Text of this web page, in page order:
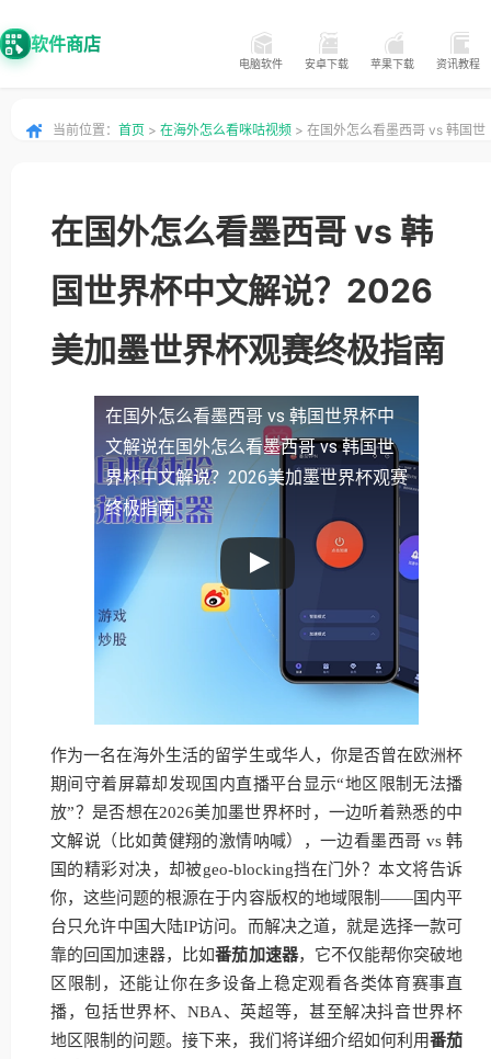
软件商店
电脑软件 安卓下载 苹果下载 资讯教程
当前位置： 首页 > 在海外怎么看咪咕视频 > 在国外怎么看墨西哥 vs 韩国世
在国外怎么看墨西哥 vs 韩
国世界杯中文解说？2026
美加墨世界杯观赛终极指南
在国外怎么看墨西哥 vs 韩国世界杯中
文解说在国外怎么看墨西哥 vs 韩国世
界杯中文解说？2026美加墨世界杯观赛
终极指南
作为一名在海外生活的留学生或华人，你是否曾在欧洲杯
期间守着屏幕却发现国内直播平台显示“地区限制无法播
放”？是否想在2026美加墨世界杯时，一边听着熟悉的中
文解说（比如黄健翔的激情呐喊），一边看墨西哥 vs 韩
国的精彩对决，却被geo-blocking挡在门外？本文将告诉
你，这些问题的根源在于内容版权的地域限制——国内平
台只允许中国大陆IP访问。而解决之道，就是选择一款可
靠的回国加速器，比如番茄加速器，它不仅能帮你突破地
区限制，还能让你在多设备上稳定观看各类体育赛事直
播，包括世界杯、NBA、英超等，甚至解决抖音世界杯
地区限制的问题。接下来，我们将详细介绍如何利用番茄